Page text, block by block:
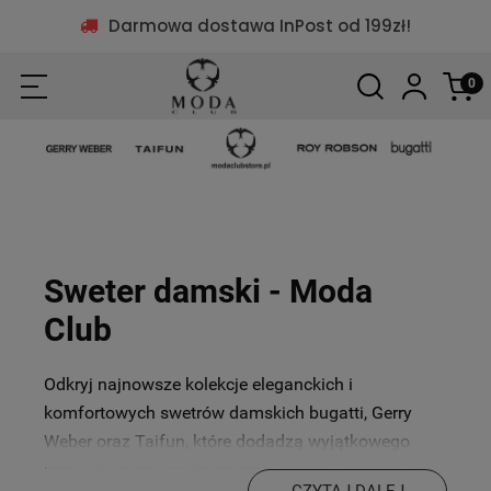
Darmowa dostawa InPost od 199zł!
Sweter damski - Moda
Club
Odkryj najnowsze kolekcje eleganckich i
komfortowych swetrów damskich bugatti, Gerry
Weber oraz Taifun, które dodadzą wyjątkowego
uroku Twojemu codziennemu stylowi. Nasz sklep